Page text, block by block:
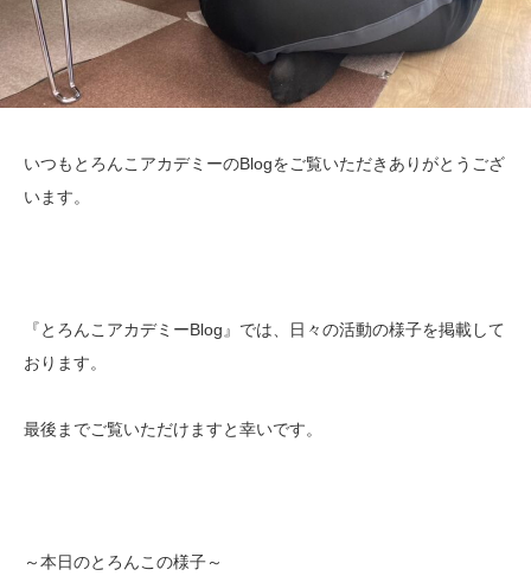
いつもとろんこアカデミーのBlogをご覧いただきありがとうござ
います。
『とろんこアカデミーBlog』では、日々の活動の様子を掲載して
おります。
最後までご覧いただけますと幸いです。
～本日のとろんこの様子～